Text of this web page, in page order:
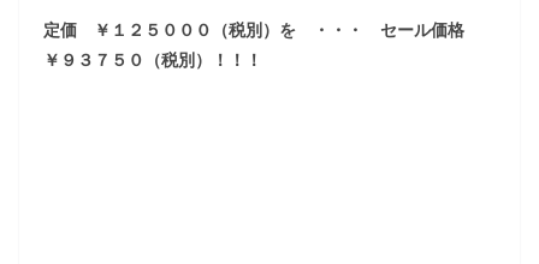
定価 ￥１２５０００（税別）を ・・・ セール価格
￥９３７５０（税別）！！！